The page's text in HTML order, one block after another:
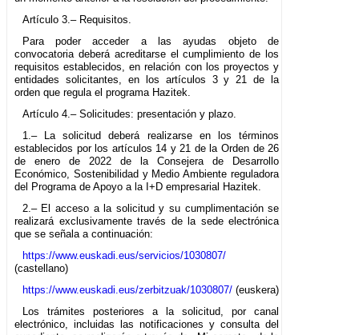
Artículo 3.– Requisitos.
Para poder acceder a las ayudas objeto de
convocatoria deberá acreditarse el cumplimiento de los
requisitos establecidos, en relación con los proyectos y
entidades solicitantes, en los artículos 3 y 21 de la
orden que regula el programa Hazitek.
Artículo 4.– Solicitudes: presentación y plazo.
1.– La solicitud deberá realizarse en los términos
establecidos por los artículos 14 y 21 de la Orden de 26
de enero de 2022 de la Consejera de Desarrollo
Económico, Sostenibilidad y Medio Ambiente reguladora
del Programa de Apoyo a la I+D empresarial Hazitek.
2.– El acceso a la solicitud y su cumplimentación se
realizará exclusivamente través de la sede electrónica
que se señala a continuación:
https://www.euskadi.eus/servicios/1030807/
(castellano)
https://www.euskadi.eus/zerbitzuak/1030807/(euskera)
Los trámites posteriores a la solicitud, por canal
electrónico, incluidas las notificaciones y consulta del